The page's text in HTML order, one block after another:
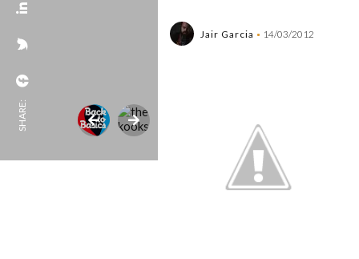
SHARE:
Jair Garcia 14/03/2012